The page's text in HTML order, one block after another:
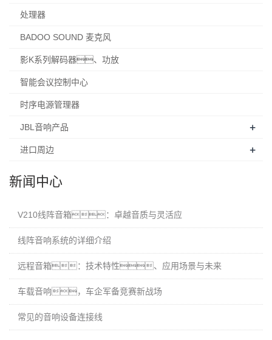
处理器
BADOO SOUND 麦克风
影K系列解码器、功放
智能会议控制中心
时序电源管理器
JBL音响产品 +
进口周边 +
新闻中心
V210线阵音箱：卓越音质与灵活应
线阵音响系统的详细介绍
远程音箱：技术特性、应用场景与未来
车载音响，车企军备竞赛新战场
常见的音响设备连接线